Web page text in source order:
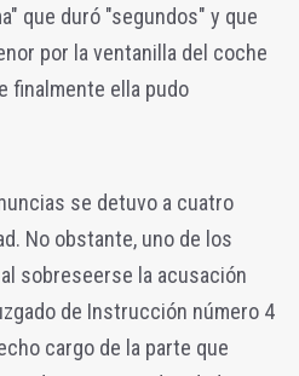
que duró "segundos" y que
por la ventanilla del coche
finalmente ella pudo
se detuvo a cuatro
No obstante, uno de los
sobreseerse la acusación
de Instrucción número 4
cargo de la parte que